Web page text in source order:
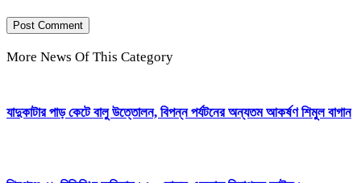
More News Of This Category
যাদুকাটার পাড় কেটে বালু উত্তোলন, বিপন্ন পর্যটনের অন্যতম আকর্ষণ শিমুল বাগান